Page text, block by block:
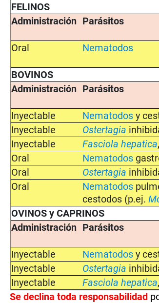
FELINOS
Administración Parásitos
Oral
Nematodos
BOVINOS
Administración Parásitos
Inyectable
Nematodos y
Inyectable
Ostertagia
Inyectable
Fasciola hepatica
Oral
Nematodos
Oral
Ostertagia
Oral
Nematodos
cestodos (p.ej.
OVINOS y CAPRINOS
Administración Parásitos
Inyectable
Nematodos y
Inyectable
Ostertagia
Inyectable
Fasciola hepatica
Se declina toda responsabilidad